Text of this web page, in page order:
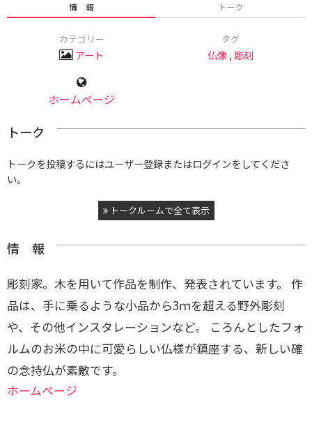
情 報 トーク
カテゴリー
アート
タグ
仏像, 彫刻
ホームページ
トーク
トークを投稿するにはユーザー登録またはログインをしてくださ
い。
トークルームで全て表示
情 報
彫刻家。木を用いて作品を制作、発表されています。 作
品は、手に乗るような小品から3ｍを超える野外彫刻
や、その他インスタレーションなど。 ころんとしたフォ
ルムのお米の中に可愛らしい仏様が鎮座する、新しい確
の念持仏が素敵です。
ホームページ